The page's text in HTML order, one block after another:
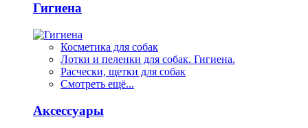
Гигиена
Косметика для собак
Лотки и пеленки для собак. Гигиена.
Расчески, щетки для собак
Смотреть ещё...
Аксессуары